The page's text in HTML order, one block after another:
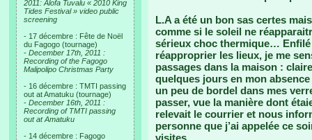
2011: Alofa Tuvalu « 2010 King
Tides Festival » video public
screening
- 17 décembre : Fête de Noël
du Fagogo (tournage)
- December 17th, 2011 :
Recording of the Fagogo
Malipolipo Christmas Party
- 16 décembre : TMTI passing
out at Amatuku (tournage)
- December 16th, 2011 :
Recording of TMTI passing
out at Amatuku
- 14 décembre : Fagogo
L.A a été un bon sas certes
comme si le soleil ne
sérieux choc thermique… Enfilé
réapproprier les lieux, je me
passages dans la maison :
quelques jours en mon
un peu de bordel dans mes
passer, vue la manière dont
relevait le courrier et nous
personne que j’ai appelée ce
visites.